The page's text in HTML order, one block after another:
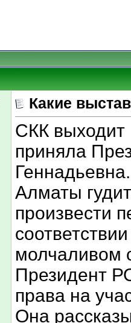
Какие
СКК выходит
приняла
Алматы
произвести
молчаливом
Президент
права на
Она